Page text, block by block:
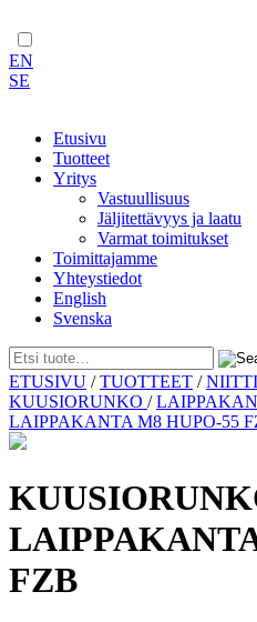
EN
SE
Etusivu
Tuotteet
Yritys
Vastuullisuus
Jäljitettävyys ja laatu
Varmat toimitukset
Toimittajamme
Yhteystiedot
English
Svenska
Skip
to
content
ETUSIVU /TUOTTEET /
KUUSIORUNKO /
LAIPPAKANTA M8 HUPO-55
FZB